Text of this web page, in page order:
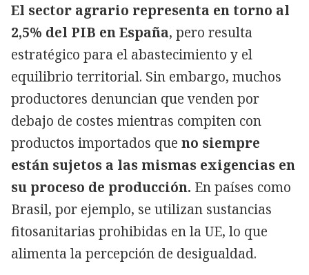
El sector agrario representa en torno al
2,5% del PIB en España, pero resulta
estratégico para el abastecimiento y el
equilibrio territorial. Sin embargo, muchos
productores denuncian que venden por
debajo de costes mientras compiten con
productos importados que no siempre
están sujetos a las mismas exigencias en
su proceso de producción. En países como
Brasil, por ejemplo, se utilizan sustancias
fitosanitarias prohibidas en la UE, lo que
alimenta la percepción de desigualdad.